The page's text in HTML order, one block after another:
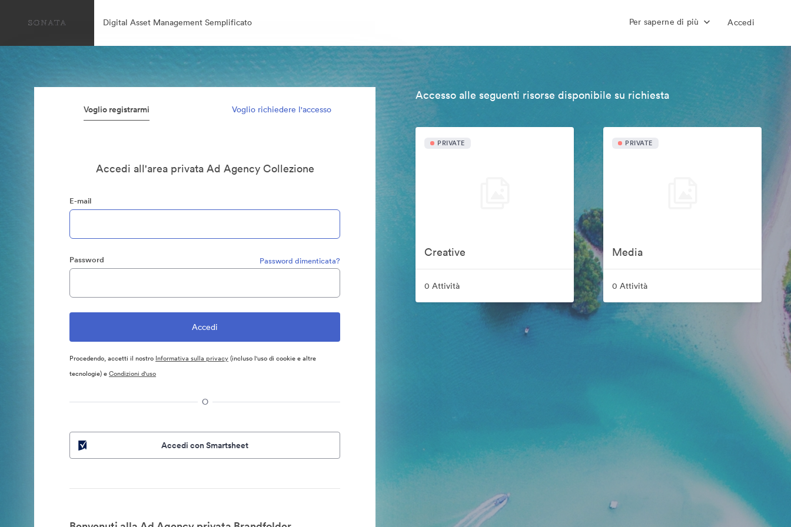
Digital Asset Management Semplificato Per saperne di più Accedi
Voglio registrarmi Voglio richiedere l'accesso
Accedi all'area privata Ad Agency Collezione
E-mail
Password Password dimenticata?
Procedendo, accetti il nostro Informativa sulla privacy(incluso l'uso di cookie e altre
tecnologie) eCondizioni d'uso
O
Accedi con Smartsheet
Accesso alle seguenti risorse disponibile su richiesta
PRIVATE
Creative
0 Attività
PRIVATE
Media
0 Attività